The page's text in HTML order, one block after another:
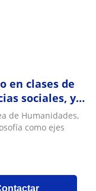
en clases de
sociales, y
de Humanidades,
como ejes